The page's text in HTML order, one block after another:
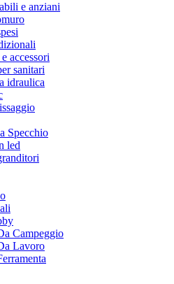
e anziani
accessori
sanitari
idraulica
Specchio
led
Campeggio
Lavoro